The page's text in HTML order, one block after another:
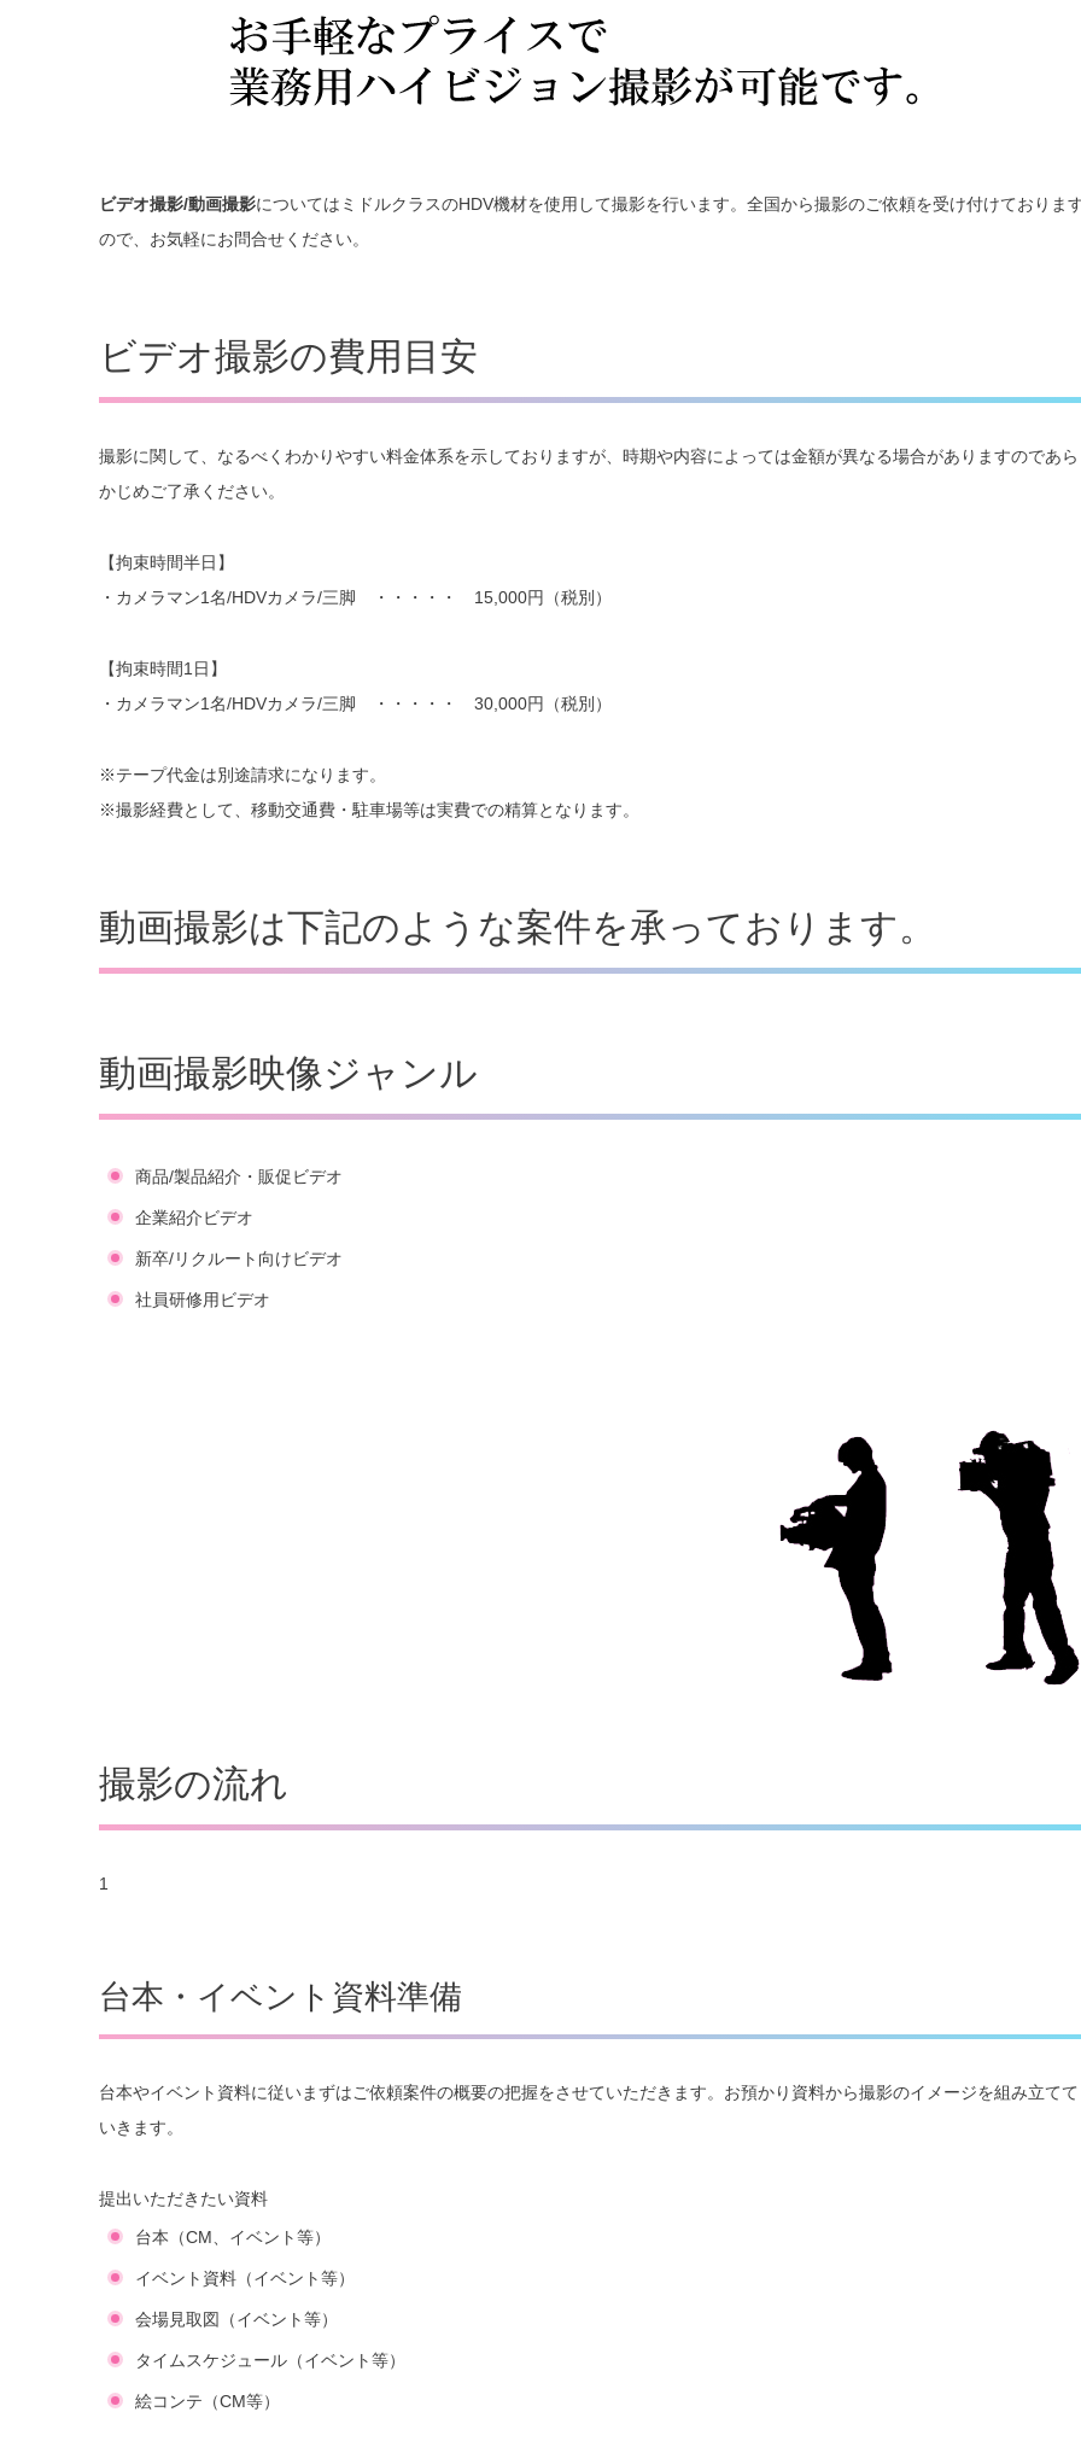
ビデオ撮影/動画撮影についてはミドルクラスのHDV機材を使用して撮影を行います。全国から撮影のご依頼を受け付けておりま
ので、お気軽にお問合せください。
ビデオ撮影の費用目安
撮影に関して、なるべくわかりやすい料金体系を示しておりますが、時期や内容によっては金額が異なる場合がありますのであら
かじめご了承ください。
【拘束時間半日】
・カメラマン1名/HDVカメラ/三脚 ・・・・・ 15,000円（税別）
【拘束時間1日】
・カメラマン1名/HDVカメラ/三脚 ・・・・・ 30,000円（税別）
※テープ代金は別途請求になります。
※撮影経費として、移動交通費・駐車場等は実費での精算となります。
動画撮影は下記のような案件を承っております。
動画撮影映像ジャンル
商品/製品紹介・販促ビデオ
企業紹介ビデオ
新卒/リクルート向けビデオ
社員研修用ビデオ
撮影の流れ
1
台本・イベント資料準備
台本やイベント資料に従いまずはご依頼案件の概要の把握をさせていただきます。お預かり資料から撮影のイメージを組み立てて
いきます。
提出いただきたい資料
台本（CM、イベント等）
イベント資料（イベント等）
会場見取図（イベント等）
タイムスケジュール（イベント等）
絵コンテ（CM等）